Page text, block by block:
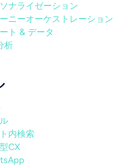
ナライゼーション
ニーオーケストレーション
ト & データ
析
内検索
CX